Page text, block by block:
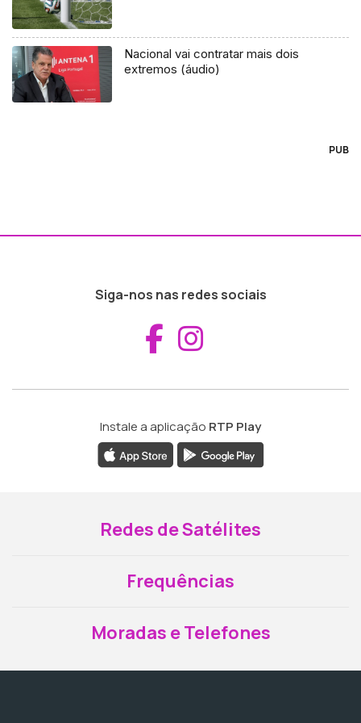
Nacional vai contratar mais dois
extremos (áudio)
PUB
Siga-nos nas redes sociais
Aceder ao
Instale a aplicação RTP Play
Redes de Satélites
Frequências
Moradas e Telefones